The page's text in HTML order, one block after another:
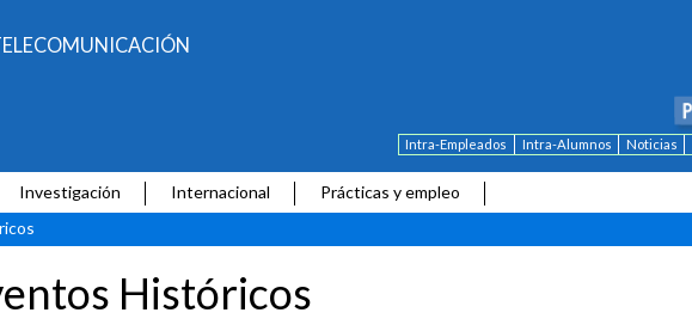
Intra-Empleados Intra-Alumnos Noticias
Investigación Internacional
Prácticas y empleo
Históricos